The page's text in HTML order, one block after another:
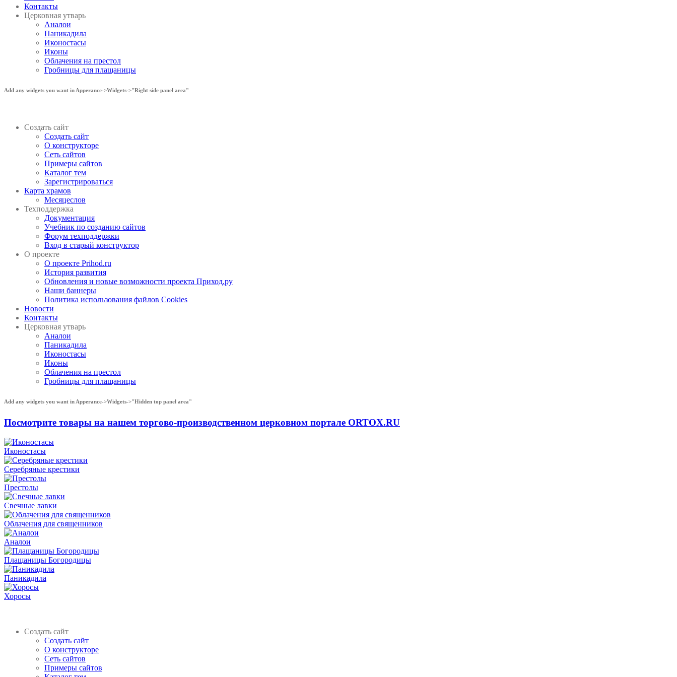
Контакты
Церковная утварь
Аналои
Паникадила
Иконостасы
Иконы
Облачения на престол
Гробницы для плащаницы
Add any widgets you want in Apperance->Widgets->"Right side panel area"
Создать сайт
Создать сайт
О конструкторе
Сеть сайтов
Примеры сайтов
Каталог тем
Зарегистрироваться
Карта храмов
Месяцеслов
Техподдержка
Документация
Учебник по созданию сайтов
Форум техподдержки
Вход в старый конструктор
О проекте
О проекте Prihod.ru
История развития
Обновления и новые возможности проекта Приход.ру
Наши баннеры
Политика использования файлов Cookies
Новости
Контакты
Церковная утварь
Аналои
Паникадила
Иконостасы
Иконы
Облачения на престол
Гробницы для плащаницы
Add any widgets you want in Apperance->Widgets->"Hidden top panel area"
Посмотрите товары на нашем торгово-производственном церковном портале ORTOX.RU
Иконостасы
Серебряные крестики
Престолы
Свечные лавки
Облачения для священников
Аналои
Плащаницы Богородицы
Паникадила
Хоросы
Создать сайт
Создать сайт
О конструкторе
Сеть сайтов
Примеры сайтов